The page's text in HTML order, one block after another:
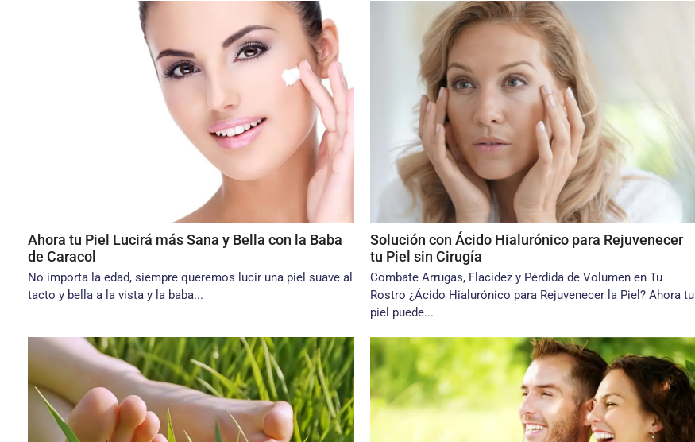
Ahora tu Piel Lucirá más Sana y Bella con la Baba
de Caracol
No importa la edad, siempre queremos lucir una piel suave al
tacto y bella a la vista y la baba...
Solución con Ácido Hialurónico para Rejuvenecer
tu Piel sin Cirugía
Combate Arrugas, Flacidez y Pérdida de Volumen en Tu
Rostro ¿Ácido Hialurónico para Rejuvenecer la Piel? Ahora tu
piel puede...